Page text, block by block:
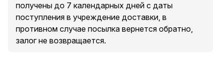
Для срочной оценки скидывайте МОДЕЛЬ(можно
фото) товара с описанием нюансов, тогда оценка
будет очень быстрой.
LG SAMSUNG HAIER XIAOMI TCL И другие тоже
получены до 7 календарных дней с даты
поступления в учреждение доставки, в
противном случае посылка вернется обратно,
залог не возвращается.